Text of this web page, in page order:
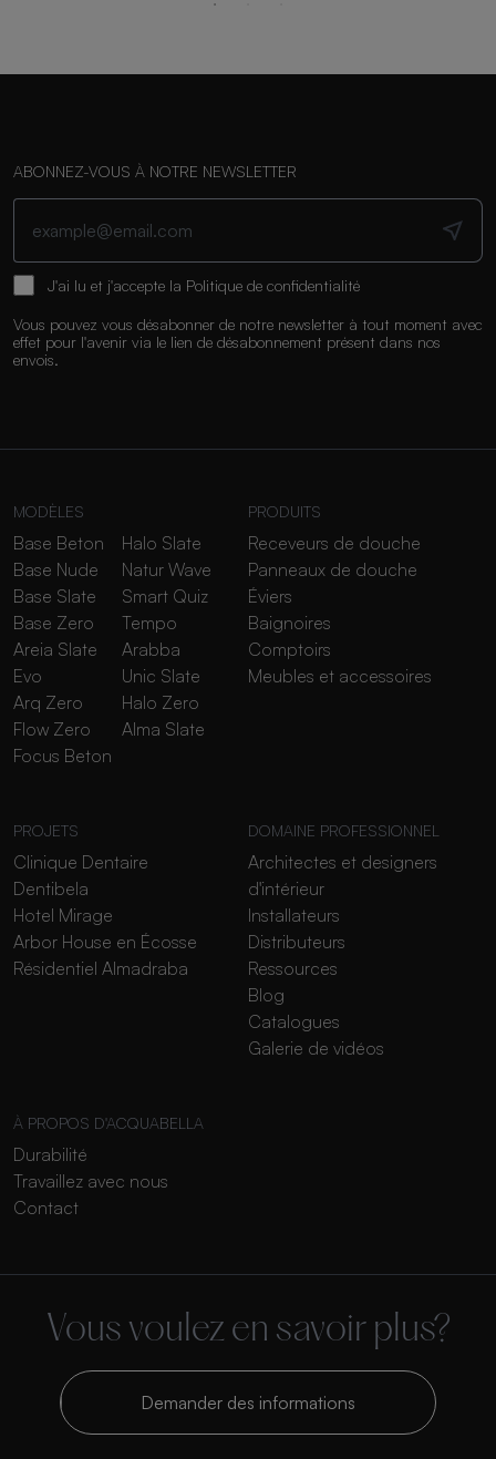
ABONNEZ-VOUS À NOTRE NEWSLETTER
J'ai lu et j'accepte la Politique de confidentialité
Vous pouvez vous désabonner de notre newsletter à tout moment avec
effet pour l'avenir via le lien de désabonnement présent dans nos
envois.
MODÈLES
Base Beton
Base Nude
Base Slate
Base Zero
Areia Slate
Evo
Arq Zero
Flow Zero
Focus Beton
Halo Slate
Natur Wave
Smart Quiz
Tempo
Arabba
Unic Slate
Halo Zero
Alma Slate
PRODUITS
Receveurs de douche
Panneaux de douche
Éviers
Baignoires
Comptoirs
Meubles et accessoires
PROJETS
Clinique Dentaire
Dentibela
Hotel Mirage
Arbor House en Écosse
Résidentiel Almadraba
DOMAINE PROFESSIONNEL
Architectes et designers
d'intérieur
Installateurs
Distributeurs
Ressources
Blog
Catalogues
Galerie de vidéos
À PROPOS D'ACQUABELLA
Durabilité
Travaillez avec nous
Contact
Vous voulez en savoir plus?
Demander des informations